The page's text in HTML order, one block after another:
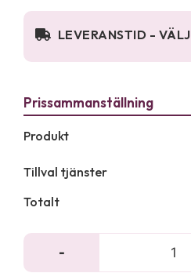
LEVERANSTID - VÄLJ
Produkt
Tillval tjänster
Totalt
-